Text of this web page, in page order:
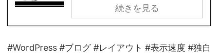
続きを見る
#WordPress #ブログ #レイアウト #表示速度 #独自